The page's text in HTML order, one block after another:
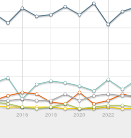
2016 2018 2020 2022